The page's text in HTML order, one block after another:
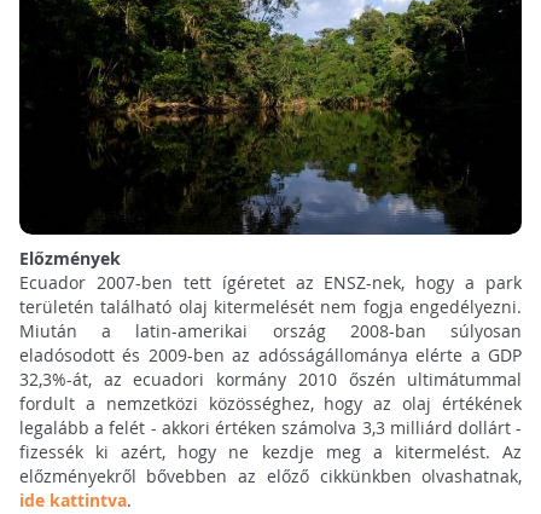
Előzmények
Ecuador 2007-ben tett ígéretet az ENSZ-nek, hogy a park
területén található olaj kitermelését nem fogja engedélyezni.
Miután a latin-amerikai ország 2008-ban súlyosan
eladósodott és 2009-ben az adósságállománya elérte a GDP
32,3%-át, az ecuadori kormány 2010 őszén ultimátummal
fordult a nemzetközi közösséghez, hogy az olaj értékének
legalább a felét - akkori értéken számolva 3,3 milliárd dollárt -
fizessék ki azért, hogy ne kezdje meg a kitermelést. Az
előzményekről bővebben az előző cikkünkben olvashatnak,
ide kattintva.